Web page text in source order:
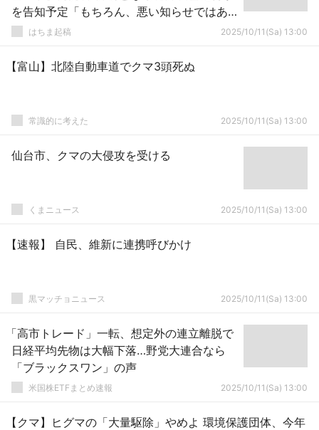
を告知予定「もちろん、悪い知らせではあ
りません」
はちま起稿 2025/10/11(Sa) 13:00
【富山】北陸自動車道でクマ3頭死ぬ
常識的に考えた 2025/10/11(Sa) 13:00
仙台市、クマの大侵攻を受ける
くまニュース 2025/10/11(Sa) 13:00
【速報】 自民、維新に連携呼びかけ
黒マッチョニュース 2025/10/11(Sa) 13:00
「高市トレード」一転、想定外の連立離脱で
日経平均先物は大幅下落…野党大連合なら
「ブラックスワン」の声
米国株ETFまとめ速報 2025/10/11(Sa) 13:00
【クマ】ヒグマの「大量駆除」やめよ 環境保護団体、今年